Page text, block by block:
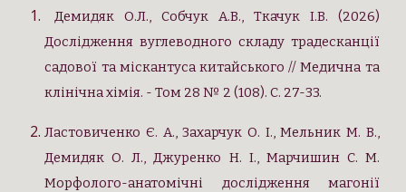
Демидяк О.Л., Собчук А.В., Ткачук І.В. (2026)
Дослідження вуглеводного складу традесканції
садової та міскантуса китайського // Медична та
клінічна хімія. - Том 28 № 2 (108). С. 27-33.
Ластовиченко Є. А., Захарчук О. І., Мельник М. В.,
Демидяк О. Л., Джуренко Н. І.,Марчишин С. М.
Морфолого-анатомічні дослідження магонії